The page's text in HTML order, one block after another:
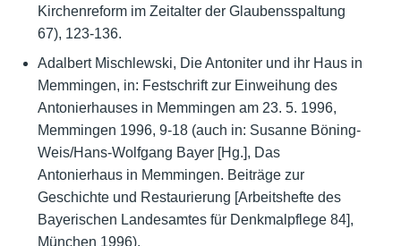
Kirchenreform im Zeitalter der Glaubensspaltung
67), 123-136.
Adalbert Mischlewski, Die Antoniter und ihr Haus in
Memmingen, in: Festschrift zur Einweihung des
Antonierhauses in Memmingen am 23. 5. 1996,
Memmingen 1996, 9-18 (auch in: Susanne Böning-
Weis/Hans-Wolfgang Bayer [Hg.], Das
Antonierhaus in Memmingen. Beiträge zur
Geschichte und Restaurierung [Arbeitshefte des
Bayerischen Landesamtes für Denkmalpflege 84],
München 1996).